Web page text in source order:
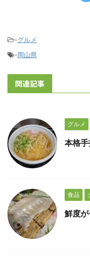
-グルメ
-岡山県
関連記事
グルメ
本格手
食品
鮮度が